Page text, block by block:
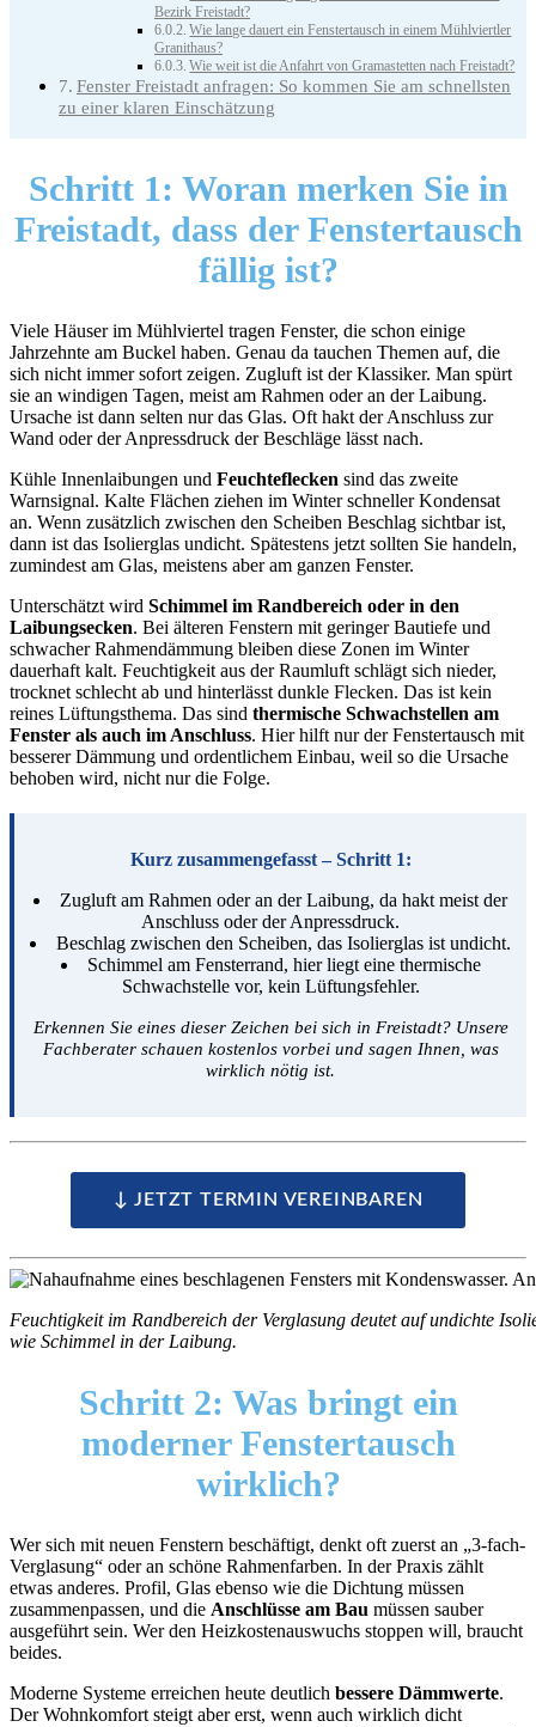
Bezirk Freistadt?
Wie lange dauert ein Fenstertausch in einem Mühlviertler
Granithaus?
Wie weit ist die Anfahrt von Gramastetten nach Freistadt?
Fenster Freistadt anfragen: So kommen Sie am schnellsten
zu einer klaren Einschätzung
Schritt 1: Woran merken Sie in
Freistadt, dass der Fenstertausch
fällig ist?
Viele Häuser im Mühlviertel tragen Fenster, die schon einige
Jahrzehnte am Buckel haben. Genau da tauchen Themen auf, die
sich nicht immer sofort zeigen. Zugluft ist der Klassiker. Man spürt
sie an windigen Tagen, meist am Rahmen oder an der Laibung.
Ursache ist dann selten nur das Glas. Oft hakt der Anschluss zur
Wand oder der Anpressdruck der Beschläge lässt nach.
Kühle Innenlaibungen und Feuchteflecken sind das zweite
Warnsignal. Kalte Flächen ziehen im Winter schneller Kondensat
an. Wenn zusätzlich zwischen den Scheiben Beschlag sichtbar ist,
dann ist das Isolierglas undicht. Spätestens jetzt sollten Sie handeln,
zumindest am Glas, meistens aber am ganzen Fenster.
Unterschätzt wird Schimmel im Randbereich oder in den
Laibungsecken. Bei älteren Fenstern mit geringer Bautiefe und
schwacher Rahmendämmung bleiben diese Zonen im Winter
dauerhaft kalt. Feuchtigkeit aus der Raumluft schlägt sich nieder,
trocknet schlecht ab und hinterlässt dunkle Flecken. Das ist kein
reines Lüftungsthema. Das sind thermische Schwachstellen am
Fenster als auch im Anschluss. Hier hilft nur der Fenstertausch mit
besserer Dämmung und ordentlichem Einbau, weil so die Ursache
behoben wird, nicht nur die Folge.
Kurz zusammengefasst – Schritt 1:
Zugluft am Rahmen oder an der Laibung, da hakt meist der
Anschluss oder der Anpressdruck.
Beschlag zwischen den Scheiben, das Isolierglas ist undicht.
Schimmel am Fensterrand, hier liegt eine thermische
Schwachstelle vor, kein Lüftungsfehler.
Erkennen Sie eines dieser Zeichen bei sich in Freistadt? Unsere
Fachberater schauen kostenlos vorbei und sagen Ihnen, was
wirklich nötig ist.
↓ JETZT TERMIN VEREINBAREN
Feuchtigkeit im Randbereich der Verglasung deutet auf undichte
wie Schimmel in der Laibung.
Schritt 2: Was bringt ein
moderner Fenstertausch
wirklich?
Wer sich mit neuen Fenstern beschäftigt, denkt oft zuerst an „3-fach-
Verglasung“ oder an schöne Rahmenfarben. In der Praxis zählt
etwas anderes. Profil, Glas ebenso wie die Dichtung müssen
zusammenpassen, und die Anschlüsse am Bau müssen sauber
ausgeführt sein. Wer den Heizkostenauswuchs stoppen will, braucht
beides.
Moderne Systeme erreichen heute deutlich bessere Dämmwerte.
Der Wohnkomfort steigt aber erst, wenn auch wirklich dicht